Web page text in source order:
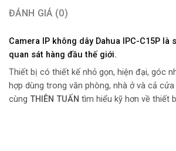
ĐÁNH GIÁ (0)
Camera IP không dây Dahua IPC-C15P là
quan sát hàng đầu thế giới.
Thiết bị có thiết kế nhỏ gọn, hiện đại, góc
hợp dùng trong văn phòng, nhà ở và cả cửa
cùng THIÊN TUẤN tìm hiểu kỹ hơn về thiết